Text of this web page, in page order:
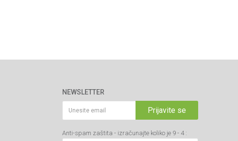
NEWSLETTER
Prijavite se
Anti-spam zaštita - izračunajte koliko je 9 - 4 :